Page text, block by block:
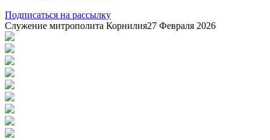
Подписаться на рассылку
Служение митрополита Корнилия27 Февраля 2026